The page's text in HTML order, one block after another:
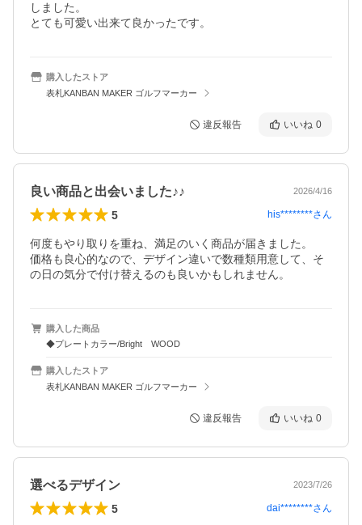
しました。
とても可愛い出来て良かったです。
購入したストア
表札KANBAN MAKER ゴルフマーカー
違反報告 いいね 0
良い商品と出会いました♪♪ 2026/4/16
5 his********さん
何度もやり取りを重ね、満足のいく商品が届きました。
価格も良心的なので、デザイン違いで数種類用意して、そ
の日の気分で付け替えるのも良いかもしれません。
購入した商品
◆プレートカラー/Bright WOOD
購入したストア
表札KANBAN MAKER ゴルフマーカー
違反報告 いいね 0
選べるデザイン 2023/7/26
5 dai********さん